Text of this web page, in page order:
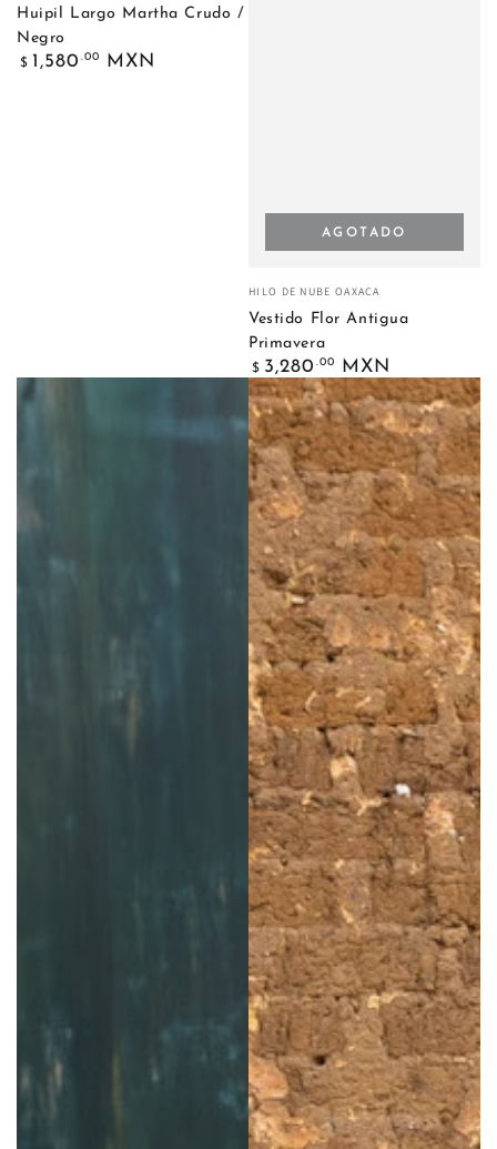
Huipil Largo Martha Crudo /
Negro
Precio
$ 1,580 .00 MXN
Vendedor:
HILO DE NUBE OAXACA
Vestido Flor Antigua
Primavera
Precio
regular
$ 3,280 .00 MXN
AGOTADO